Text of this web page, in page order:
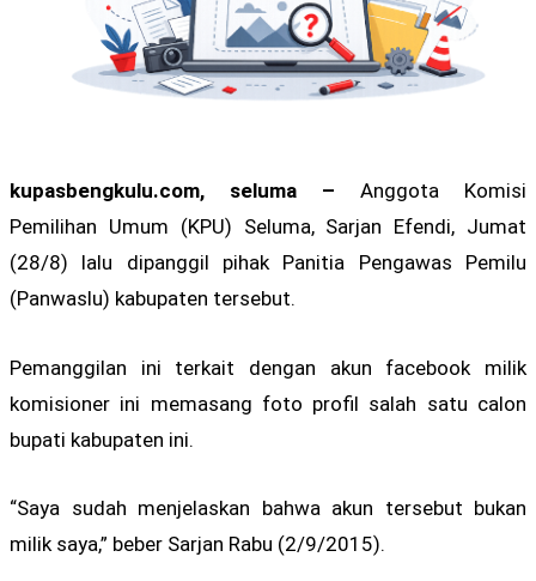
kupasbengkulu.com, seluma – Anggota Komisi
Pemilihan Umum (KPU) Seluma, Sarjan Efendi, Jumat
(28/8) lalu dipanggil pihak Panitia Pengawas Pemilu
(Panwaslu) kabupaten tersebut.
Pemanggilan ini terkait dengan akun facebook milik
komisioner ini memasang foto profil salah satu calon
bupati kabupaten ini.
“Saya sudah menjelaskan bahwa akun tersebut bukan
milik saya,” beber Sarjan Rabu (2/9/2015).